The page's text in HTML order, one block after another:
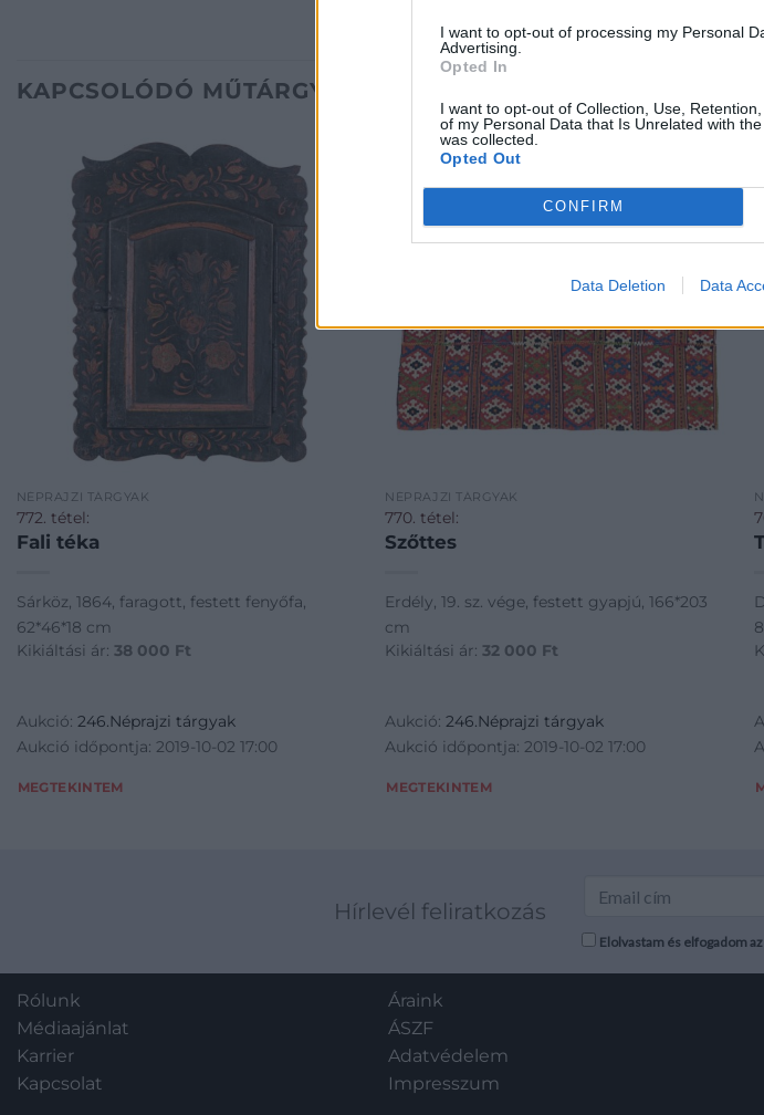
I want to opt-out of processing my Personal
Advertising.
Opted In
I want to opt-out of Collection, Use,
of my Personal Data that Is Unrelated with
was collected.
Opted Out
CONFIRM
Data Deletion Data
KAPCSOLÓDÓ MŰTÁRGYAK
NÉPRAJZI TÁRGYAK
772. tétel:
Fali téka
Sárköz, 1864, faragott, festett fenyőfa,
62*46*18 cm
Kikiáltási ár: 38 000 Ft
Aukció: 246.Néprajzi tárgyak
Aukció időpontja: 2019-10-02 17:00
MEGTEKINTEM
NÉPRAJZI TÁRGYAK
770. tétel:
Szőttes
Erdély, 19. sz. vége, festett gyapjú, 166*203
cm
Kikiáltási ár:32 000 Ft
Aukció:246.Néprajzi tárgyak
Aukció időpontja: 2019-10-02 17:00
MEGTEKINTEM
Hírlevél feliratkozás
Elolvastam és elfogadom
Rólunk
Médiaajánlat
Karrier
Kapcsolat
Áraink
ÁSZF
Adatvédelem
Impresszum